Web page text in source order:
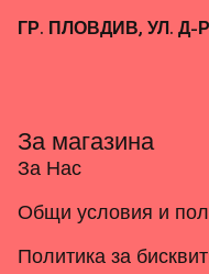
ГР. ПЛОВДИВ, УЛ. Д-
За магазина
За Нас
Общи условия и
Политика за